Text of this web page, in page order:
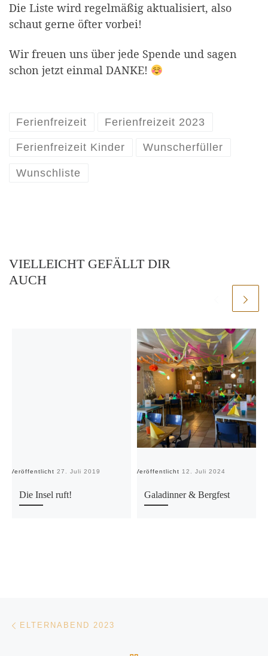
Die Liste wird regelmäßig aktualisiert, also
schaut gerne öfter vorbei!
Wir freuen uns über jede Spende und sagen
schon jetzt einmal DANKE!
Ferienfreizeit Ferienfreizeit 2023
Ferienfreizeit Kinder Wunscherfüller
Wunschliste
VIELLEICHT GEFÄLLT DIR
AUCH
Veröffentlicht 27. Juli 2019
Die Insel ruft!
Veröffentlicht 12. Juli 2024
Galadinner & Bergfest
Beitragsnavigation
ELTERNABEND 2023